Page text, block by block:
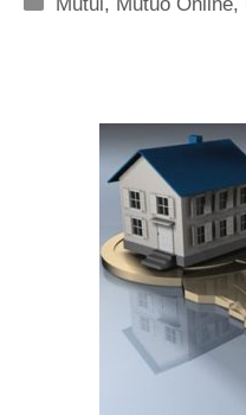
Mutui, Mutuo Online,